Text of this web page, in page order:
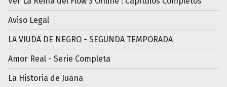
Aviso Legal
LA VIUDA DE NEGRO - SEGUNDA TEMPORADA
Amor Real - Serie Completa
La Historia de Juana